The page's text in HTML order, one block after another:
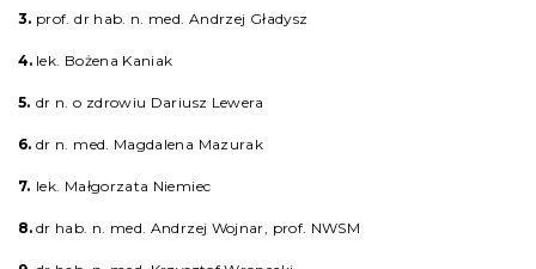
prof. dr hab. n. med. Andrzej Gładysz
lek. Bożena Kaniak
dr n. o zdrowiu Dariusz Lewera
dr n. med. Magdalena Mazurak
lek. Małgorzata Niemiec
dr hab. n. med. Andrzej Wojnar, prof. NWSM